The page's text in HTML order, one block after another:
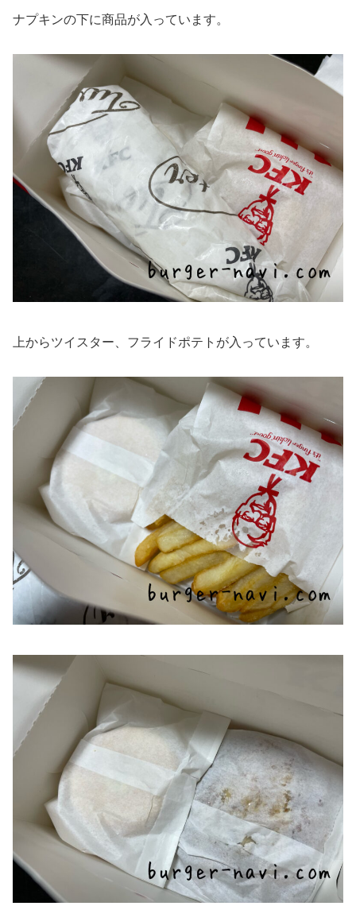
ナプキンの下に商品が入っています。
上からツイスター、フライドポテトが入っています。